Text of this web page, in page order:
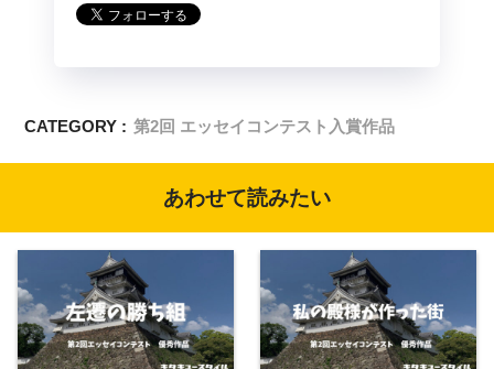
CATEGORY : 第2回 エッセイコンテスト入賞作品
あわせて読みたい